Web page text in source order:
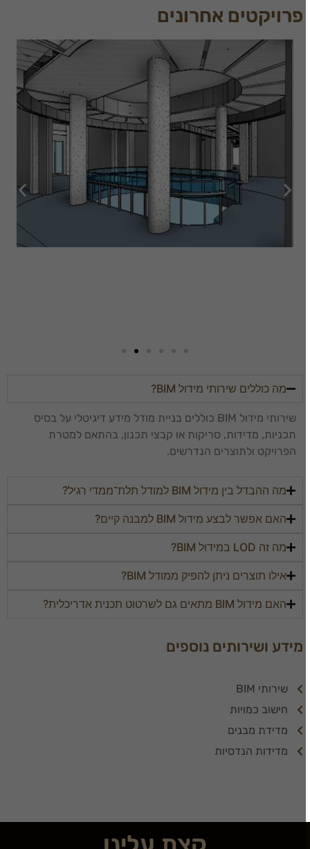
פרויקטים אחרונים
מה כוללים שירותי מידול BIM?
שירותי מידול BIM כוללים בניית מודל מידע דיגיטלי על בסיס
תכניות, מדידות, סריקות או קבצי תכנון, בהתאם למטרת
הפרויקט ולתוצרים הנדרשים.
מה ההבדל בין מידול BIM למודל תלת־ממדי רגיל?
האם אפשר לבצע מידול BIM למבנה קיים?
מה זה LOD במידול BIM?
אילו תוצרים ניתן להפיק ממודל BIM?
האם מידול BIM מתאים גם לשרטוט תכנית אדריכלית?
מידע ושירותים נוספים
שירותי BIM
חישוב כמויות
מדידת מבנים
מדידות הנדסיות